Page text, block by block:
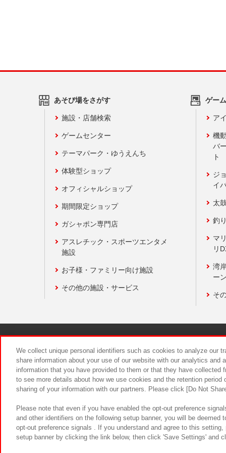
あそび場をさがす
施設・店舗検索
ゲームセンター
テーマパーク・ゆうえんち
体験型ショップ
オフィシャルショップ
期間限定ショップ
ガシャポン専門店
アスレチック・スポーツエンタメ
施設
お子様・ファミリー向け施設
その他の施設・サービス
ゲー
ア
機
バ
ト
ジ
イ
太
釣
マ
リ
湾
ー
そ
食品のご
We collect unique personal identifiers such as cookies to analyze our
share information about your use of our website with our analytics and
information that you have provided to them or that they have
to see more details about how we use cookies and the retention
sharing of your information with our partners. Please click [Do Not
Please note that even if you have enabled the opt-out preference
and other identifiers on the following setup banner, you will be
opt-out preference signals . If you understand and agree to this
setup banner by clicking the link below, then click 'Save Settings' and